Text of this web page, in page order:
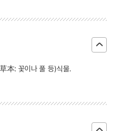
本: 꽃이나 풀 등)식물.